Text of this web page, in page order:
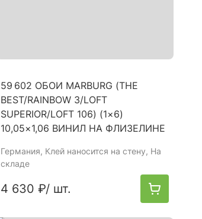
59 602 ОБОИ MARBURG (THE
BEST/RAINBOW 3/LOFT
SUPERIOR/LOFT 106) (1×6)
10,05×1,06 ВИНИЛ НА ФЛИЗЕЛИНЕ
Германия, Клей наносится на стену, На
складе
4 630 ₽/ шт.